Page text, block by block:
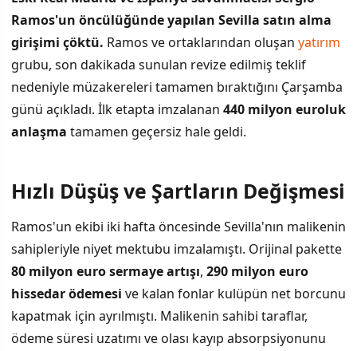
Ramos'un öncülüğünde yapılan Sevilla satın alma
girişimi çöktü. Ramos ve ortaklarından oluşan yatırım
grubu, son dakikada sunulan revize edilmiş teklif
nedeniyle müzakereleri tamamen bıraktığını Çarşamba
günü açıkladı. İlk etapta imzalanan 440 milyon euroluk
anlaşma tamamen geçersiz hale geldi.
İÇINDEKILER ›
Malikenin Sahipleri Teklifleri Reddetti
Beklentiler ve Sonraki Adımlar
Hızlı Düşüş ve Şartların Değişmesi
Ramos'un ekibi iki hafta öncesinde Sevilla'nın malikenin
sahipleriyle niyet mektubu imzalamıştı. Orijinal pakette
80 milyon euro sermaye artışı, 290 milyon euro
hissedar ödemesi ve kalan fonlar kulüpün net borcunu
kapatmak için ayrılmıştı. Malikenin sahibi taraflar,
ödeme süresi uzatımı ve olası kayıp absorpsiyonunu